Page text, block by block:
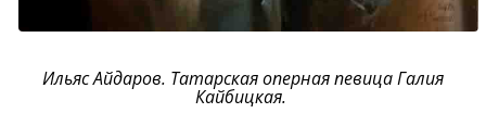
Ильяс Айдаров. Татарская оперная певица Галия
Кайбицкая.